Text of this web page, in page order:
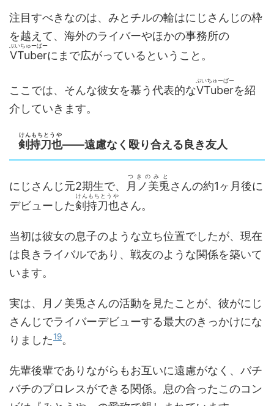
注目すべきなのは、みとチルの輪はにじさんじの枠
を越えて、海外のライバーやほかの事務所の
VTuber
ぶいちゅーばー
にまで広がっているということ。
ここでは、そんな彼女を慕う代表的なVTuber
ぶいちゅーばー
を紹
介していきます。
剣持刀也
けんもちとうや
――遠慮なく殴り合える良き友人
にじさんじ元2期生で、 月ノ美兎
つきのみと
さんの約1ヶ月後に
デビューした剣持刀也
けんもちとうや
さん。
当初は彼女の息子のような立ち位置でしたが、現在
は良きライバルであり、戦友のような関係を築いて
います。
実は、月ノ美兎さんの活動を見たことが、彼がにじ
さんじでライバーデビューする最大のきっかけにな
りました19。
先輩後輩でありながらもお互いに遠慮がなく、バチ
バチのプロレスができる関係。息の合ったこのコン